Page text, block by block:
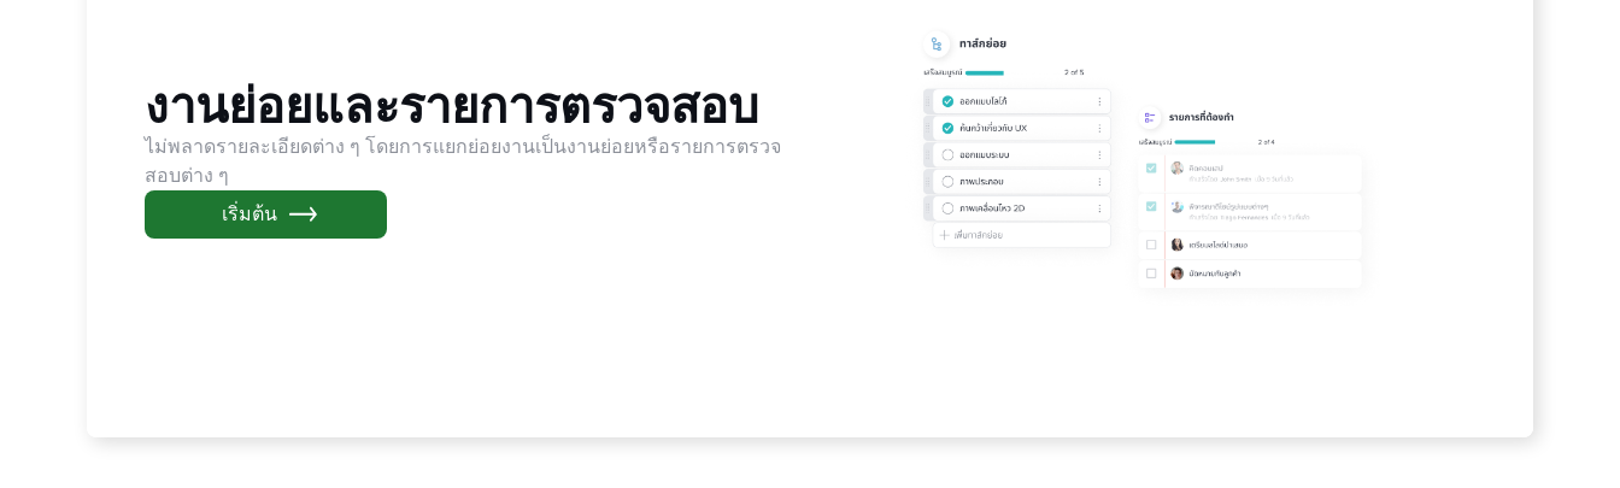
งานย่อยและรายการตรวจสอบ
ไม่พลาดรายละเอียดต่าง ๆ โดยการแยกย่อยงานเป็นงานย่อยหรือรายการตรวจ
สอบต่าง ๆ
เริ่มต้น